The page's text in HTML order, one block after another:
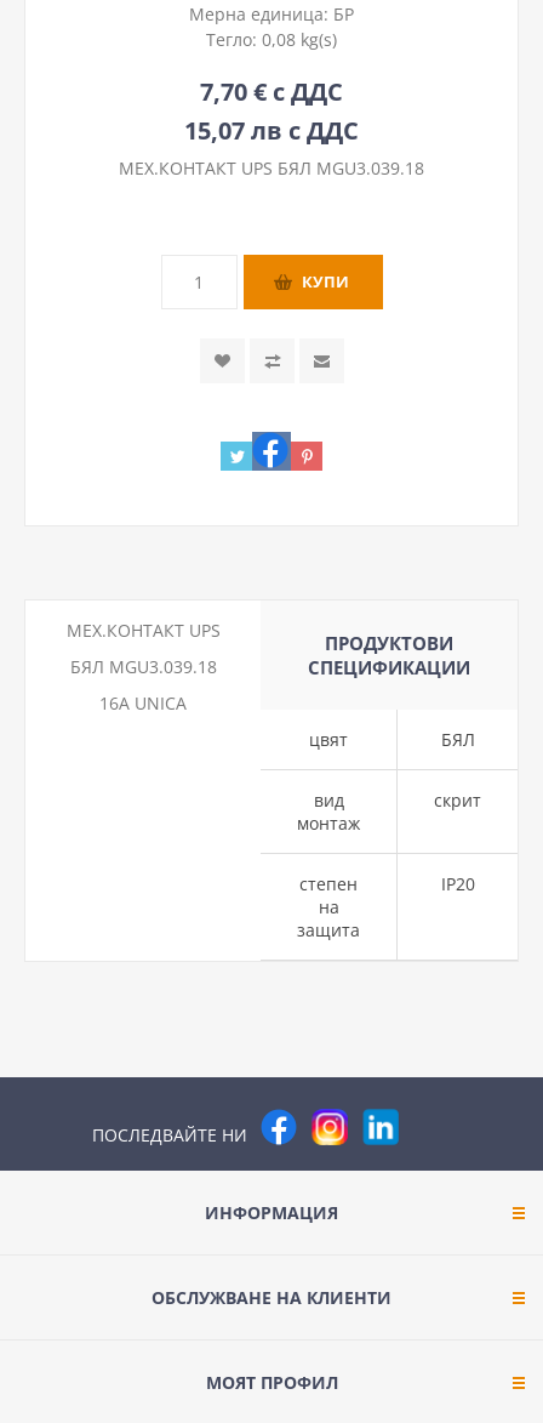
Мерна единица: БР
Тегло: 0,08 kg(s)
7,70 € с ДДС
15,07 лв с ДДС
МЕХ.КОНТАКТ UPS БЯЛ MGU3.039.18
МЕХ.КОНТАКТ UPS
БЯЛ MGU3.039.18
16A UNICA
ПРОДУКТОВИ
СПЕЦИФИКАЦИИ
цвят БЯЛ
вид
монтаж
скрит
степен
на
защита
IP20
ПОСЛЕДВАЙТЕ НИ
ИНФОРМАЦИЯ
ОБСЛУЖВАНЕ НА КЛИЕНТИ
МОЯТ ПРОФИЛ